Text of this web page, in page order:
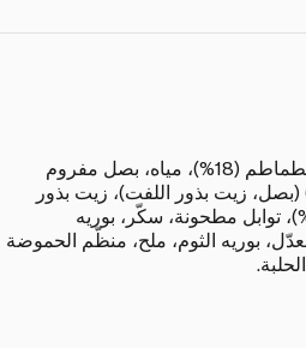
طماطم (30%)، بوريه الطماطم (18%)، مياه، بصل مفروم
بصل مقلي (6%) (بصل، زيت بذور اللفت)، زيت بذور
فلفل أحمر (2.5%)، توابل مطحونة، سكّر، بوريه
بوريه الثوم، ملح، منظّم الحموضة